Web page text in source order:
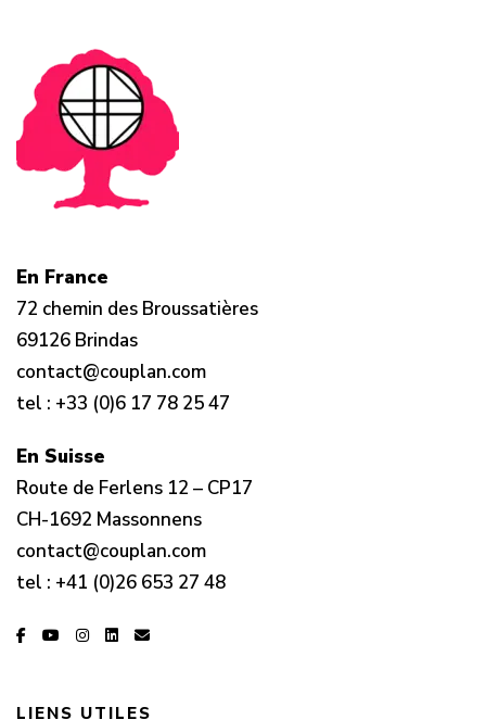
En France
72 chemin des Broussatières
69126 Brindas
contact@couplan.com
tel : +33 (0)6 17 78 25 47
En Suisse
Route de Ferlens 12 – CP17
CH-1692 Massonnens
contact@couplan.com
tel : +41 (0)26 653 27 48
LIENS UTILES